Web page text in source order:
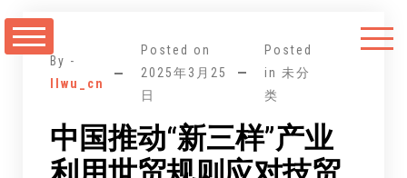
至
By -
llwu_cn
Posted on
2025年3月25
日
Posted
in 未分
类
中国推动“新三样”产业